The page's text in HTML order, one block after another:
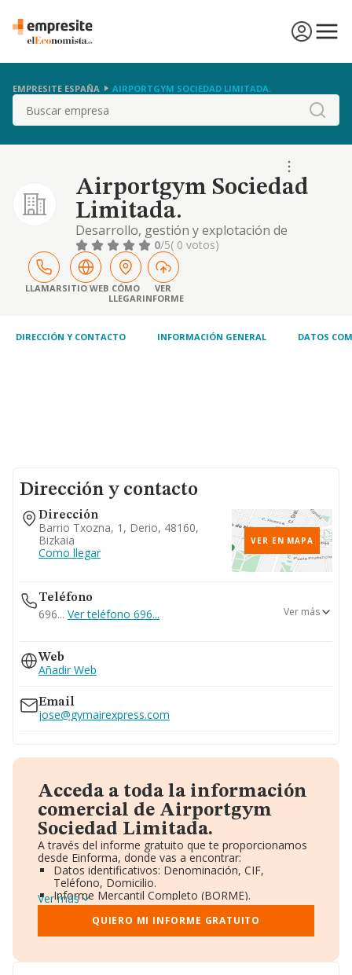
EMPRESITE ESPAÑA AIRPORTGYM SOCIEDAD LIMITADA.
Buscar
Airportgym Sociedad
Limitada.
Desarrollo, gestión y explotación de
gimnasios e instalaciones deportivas
0/5( 0 votos)
LLAMARSITIO WEB CÓMO
LLEGAR
VER
INFORME
DIRECCIÓN Y CONTACTO INFORMACIÓN GENERAL DATOS
Dirección y contacto
Dirección
Barrio Txozna, 1, Derio, 48160,
Bizkaia
Como llegar
VER EN MAPA
Teléfono
696... Ver teléfono 696...
944761330
Ver más
Web
Añadir Web
Email
jose@gymairexpress.com
Acceda a toda la información
comercial de Airportgym
Sociedad Limitada.
A través del informe gratuito que te proporcionamos
desde Einforma, donde vas a encontrar:
Datos identificativos: Denominación, CIF,
Teléfono, Domicilio.
Informe Mercantil Completo (BORME).
Gráficos de Evolución Ventas y Empleados.
Consejo de Administración y Administradores.
Directivos y Ejecutivos.
Ver más
QUIERO MI INFORME GRATUITO